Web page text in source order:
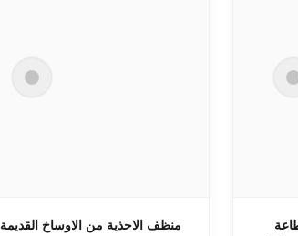
منظف الاحذية من الاوساخ القديمة